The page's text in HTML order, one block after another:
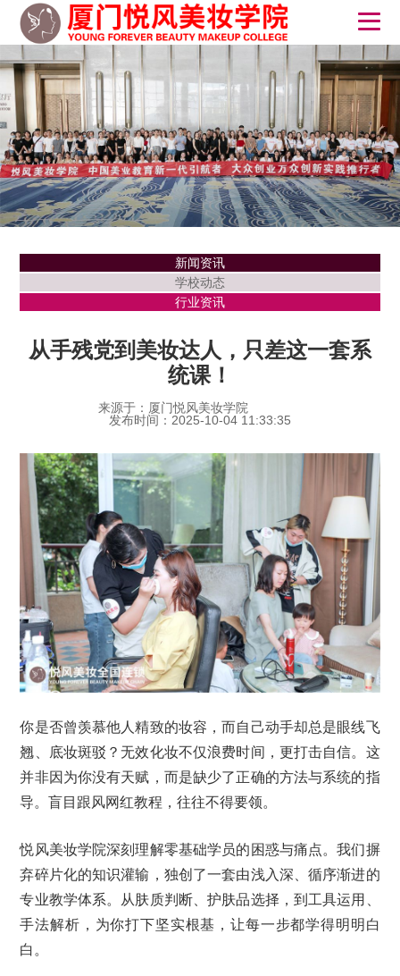
新闻资讯
学校动态
行业资讯
从手残党到美妆达人，只差这一套系
统课！
来源于：厦门悦风美妆学院
发布时间：2025-10-04 11:33:35
你是否曾羡慕他人精致的妆容，而自己动手却总是眼线飞
翘、底妆斑驳？无效化妆不仅浪费时间，更打击自信。这
并非因为你没有天赋，而是缺少了正确的方法与系统的指
导。盲目跟风网红教程，往往不得要领。
悦风美妆学院深刻理解零基础学员的困惑与痛点。我们摒
弃碎片化的知识灌输，独创了一套由浅入深、循序渐进的
专业教学体系。从肤质判断、护肤品选择，到工具运用、
手法解析，为你打下坚实根基，让每一步都学得明明白
白。